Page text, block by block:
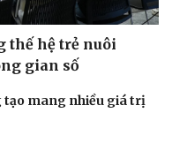
thế hệ trẻ nuôi
gian số
tạo mang nhiều giá trị